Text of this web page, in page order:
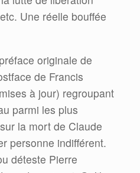
Une réelle bouffée
originale de
de Francis
à jour) regroupant
parmi les plus
la mort de Claude
personne indifférent.
déteste Pierre